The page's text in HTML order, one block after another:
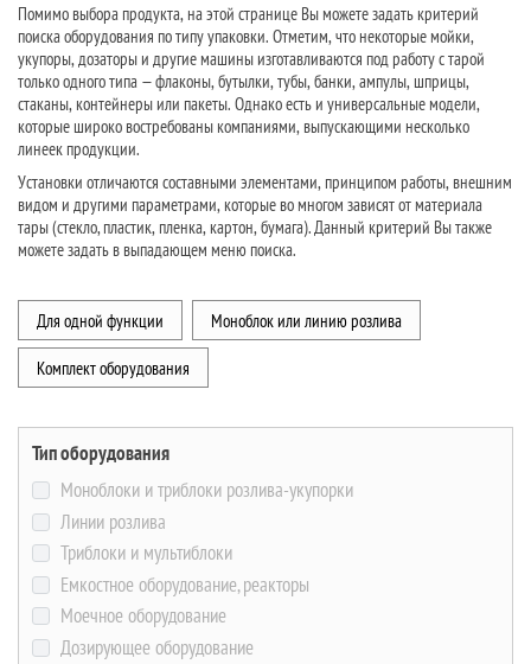
Помимо выбора продукта, на этой странице Вы можете задать критерий
поиска оборудования по типу упаковки. Отметим, что некоторые мойки,
укупоры, дозаторы и другие машины изготавливаются под работу с тарой
только одного типа — флаконы, бутылки, тубы, банки, ампулы, шприцы,
стаканы, контейнеры или пакеты. Однако есть и универсальные модели,
которые широко востребованы компаниями, выпускающими несколько
линеек продукции.
Установки отличаются составными элементами, принципом работы, внешним
видом и другими параметрами, которые во многом зависят от материала
тары (стекло, пластик, пленка, картон, бумага). Данный критерий Вы также
можете задать в выпадающем меню поиска.
Для одной функции Моноблок или линию розлива
Комплект оборудования
Тип оборудования
Моноблоки и триблоки розлива-укупорки
Линии розлива
Триблоки и мультиблоки
Емкостное оборудование, реакторы
Моечное оборудование
Дозирующее оборудование